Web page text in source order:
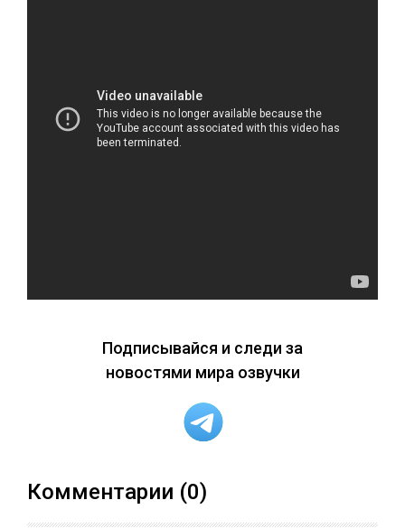
Подписывайся и следи за
новостями мира озвучки
Комментарии (0)